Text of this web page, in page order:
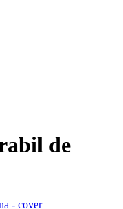
de